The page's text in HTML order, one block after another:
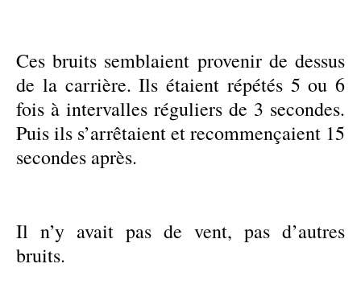
Ces bruits semblaient provenir de dessus
de la carrière. Ils étaient répétés 5 ou 6
fois à intervalles réguliers de 3 secondes.
Puis ils s’arrêtaient et recommençaient 15
secondes après.
Il n’y avait pas de vent, pas d’autres
bruits.